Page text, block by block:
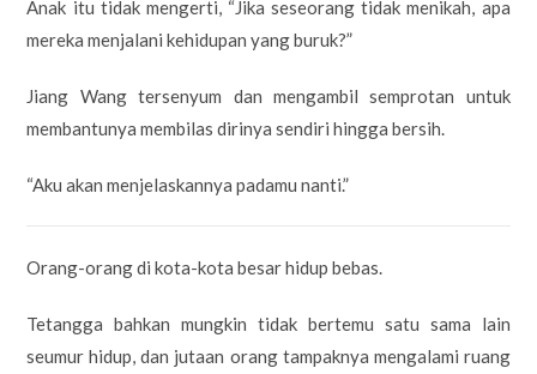
Anak itu tidak mengerti, “Jika seseorang tidak menikah, apa
mereka menjalani kehidupan yang buruk?”
Jiang Wang tersenyum dan mengambil semprotan untuk
membantunya membilas dirinya sendiri hingga bersih.
“Aku akan menjelaskannya padamu nanti.”
Orang-orang di kota-kota besar hidup bebas.
Tetangga bahkan mungkin tidak bertemu satu sama lain
seumur hidup, dan jutaan orang tampaknya mengalami ruang